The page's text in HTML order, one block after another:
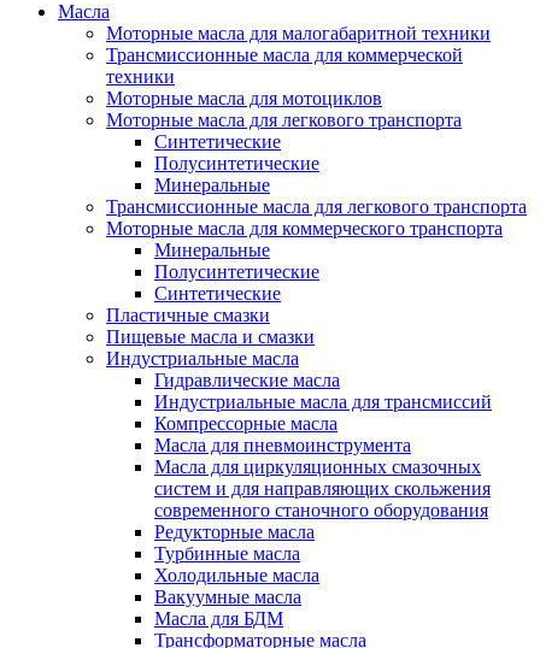
Масла
Моторные масла для малогабаритной техники
Трансмиссионные масла для коммерческой
техники
Моторные масла для мотоциклов
Моторные масла для легкового транспорта
Синтетические
Полусинтетические
Минеральные
Трансмиссионные масла для легкового транспорта
Моторные масла для коммерческого транспорта
Минеральные
Полусинтетические
Синтетические
Пластичные смазки
Пищевые масла и смазки
Индустриальные масла
Гидравлические масла
Индустриальные масла для трансмиссий
Компрессорные масла
Масла для пневмоинструмента
Масла для циркуляционных смазочных
систем и для направляющих скольжения
современного станочного оборудования
Редукторные масла
Турбинные масла
Холодильные масла
Вакуумные масла
Масла для БДМ
Трансформаторные масла